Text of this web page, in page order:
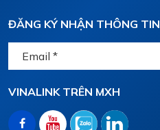
ĐĂNG KÝ NHẬN THÔNG TIN
VINALINK TRÊN MXH